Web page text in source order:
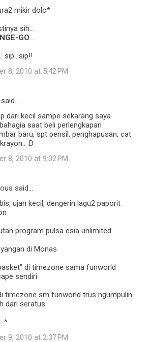
mikir dolo*
sih...
GO
sip...sip!!
8, 2010 at 5:42 PM
said…
dari kecil sampe sekarang saya
saat beli perlengkapan
baru, spt pensil, penghapusan, cat
:D
8, 2010 at 9:02 PM
said…
ujan kecil, dengerin lagu2 paporit
program pulsa esia unlimited
di Monas
di timezone sama funworld
sendiri
timezone sm funworld trus ngumpulin
dari seratus
9, 2010 at 2:37 PM